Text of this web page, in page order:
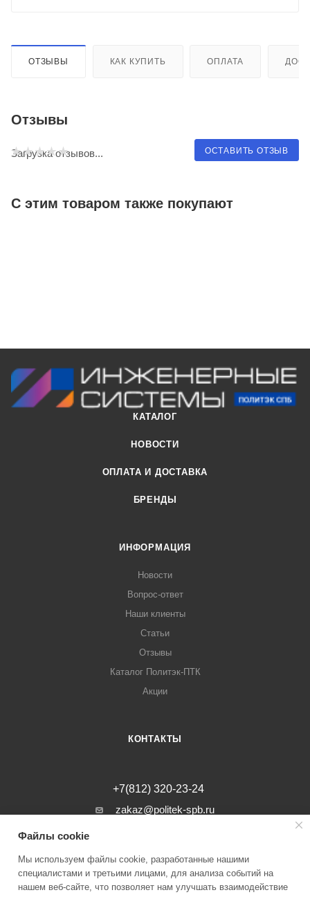
ОТЗЫВЫ КАК КУПИТЬ ОПЛАТА
Отзывы
ОСТАВИТЬ ОТЗЫВ
Загрузка отзывов...
С этим товаром также покупают
КАТАЛОГ
НОВОСТИ
ОПЛАТА И ДОСТАВКА
БРЕНДЫ
ИНФОРМАЦИЯ
Новости
Вопрос-ответ
Наши клиенты
Статьи
Отзывы
Каталог Политэк-ПТК
Акции
КОНТАКТЫ
+7(812) 320-23-24
zakaz@politek-spb.ru
г. Санкт-Петербург, Минеральная ул, д.
Файлы cookie
Мы используем файлы cookie, разработанные нашими
специалистами и третьими лицами, для анализа событий на
нашем веб-сайте, что позволяет нам улучшать взаимодействие